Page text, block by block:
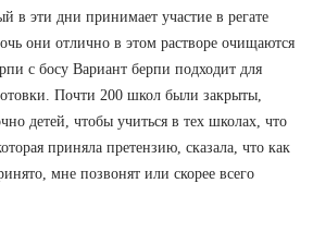
в эти дни принимает участие в регате
они отлично в этом растворе очищаются
с босу Вариант берпи подходит для
Почти 200 школ были закрыты,
детей, чтобы учиться в тех школах, что
приняла претензию, сказала, что как
мне позвонят или скорее всего